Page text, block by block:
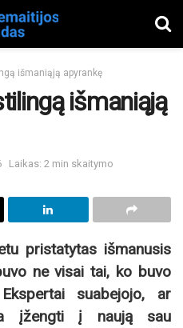
išmaniąją apyrankę
išmaniąją
Laikas: 2 min skaitymo
pristatytas išmanusis
ne visai tai, ko buvo
suabejojo, ar
įžengti į naują sau